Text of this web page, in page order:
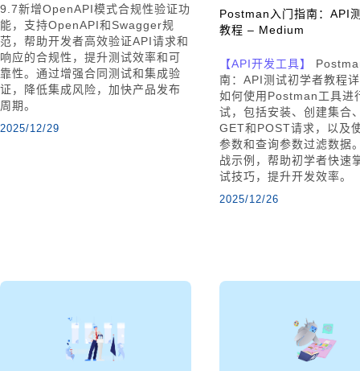
9.7新增OpenAPI模式合规性验证功
能，支持OpenAPI和Swagger规
范，帮助开发者高效验证API请求和
响应的合规性，提升测试效率和可
靠性。通过增强合同测试和集成验
证，降低集成风险，加快产品发布
周期。
2025/12/29
Postman入门指南：API
教程 – Medium
【API开发工具】
南：API测试初学者教程
如何使用Postman工具进
试，包括安装、创建集合
GET和POST请求，以及
参数和查询参数过滤数据
战示例，帮助初学者快速
试技巧，提升开发效率。
2025/12/26